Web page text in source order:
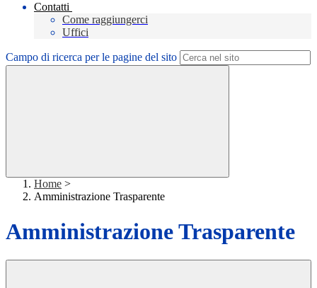
Contatti
Come raggiungerci
Uffici
Campo di ricerca per le pagine del sito
Home >
Amministrazione Trasparente
Amministrazione Trasparente